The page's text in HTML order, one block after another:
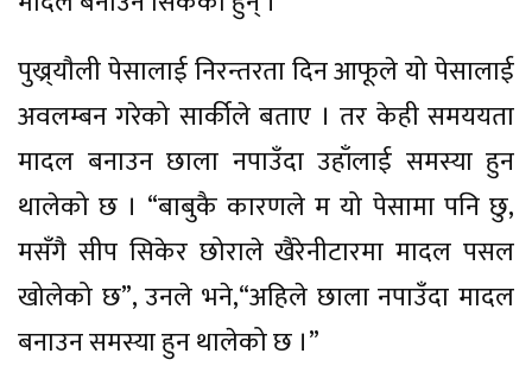
पुख्र्याैली पेसालाई निरन्तरता दिन आफूले यो पेसालाई
अवलम्बन गरेको सार्कीले बताए । तर केही समययता
मादल बनाउन छाला नपाउँदा उहाँलाई समस्या हुन
थालेको छ । “बाबुकै कारणले म यो पेसामा पनि छु,
मसँगै सीप सिकेर छोराले खैरेनीटारमा मादल पसल
खोलेको छ”, उनले भने,“अहिले छाला नपाउँदा मादल
बनाउन समस्या हुन थालेको छ ।”